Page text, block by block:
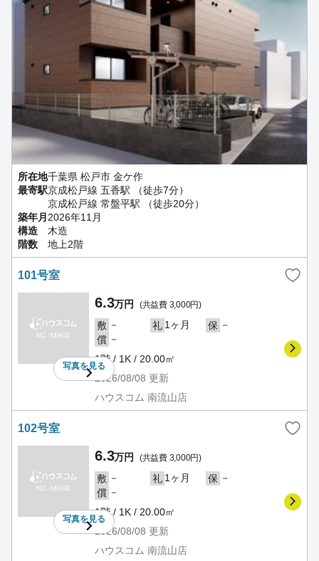
所在地千葉県 松戸市 金ケ作
最寄駅京成松戸線 五香駅 （徒歩7分）
京成松戸線 常盤平駅 （徒歩20分）
築年月 2026年11月
構造
木造
階数
地上2階
101号室
写真を見る
6.3万円 (共益費 3,000円)
敷 － 礼 1ヶ月 保 －
償 －
1階 / 1K / 20.00㎡
2026/08/08 更新
ハウスコム 南流山店
102号室
写真を見る
6.3万円 (共益費 3,000円)
敷 － 礼 1ヶ月 保 －
償 －
1階 / 1K / 20.00㎡
2026/08/08 更新
ハウスコム 南流山店